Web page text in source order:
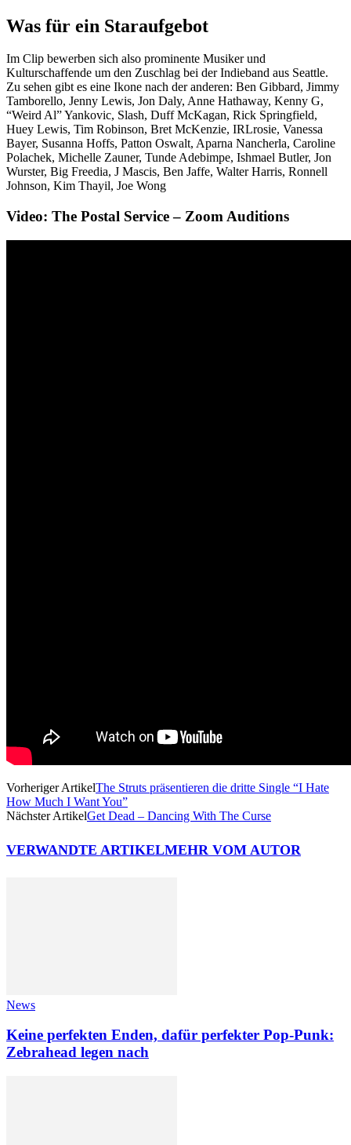
Was für ein Staraufgebot
Im Clip bewerben sich also prominente Musiker und
Kulturschaffende um den Zuschlag bei der Indieband aus Seattle.
Zu sehen gibt es eine Ikone nach der anderen: Ben Gibbard, Jimmy
Tamborello, Jenny Lewis, Jon Daly, Anne Hathaway, Kenny G,
“Weird Al” Yankovic, Slash, Duff McKagan, Rick Springfield,
Huey Lewis, Tim Robinson, Bret McKenzie, IRLrosie, Vanessa
Bayer, Susanna Hoffs, Patton Oswalt, Aparna Nancherla, Caroline
Polachek, Michelle Zauner, Tunde Adebimpe, Ishmael Butler, Jon
Wurster, Big Freedia, J Mascis, Ben Jaffe, Walter Harris, Ronnell
Johnson, Kim Thayil, Joe Wong
Video: The Postal Service – Zoom Auditions
Vorheriger ArtikelThe Struts präsentieren die dritte Single “I Hate
How Much I Want You”
Nächster ArtikelGet Dead – Dancing With The Curse
VERWANDTE ARTIKELMEHR VOM AUTOR
News
Keine perfekten Enden, dafür perfekter Pop-Punk:
Zebrahead legen nach